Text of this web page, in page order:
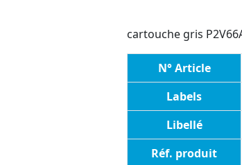
cartouche gris
N° Article
Labels
Libellé
Réf. produit